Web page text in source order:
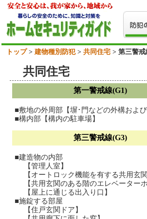
トップ> 建物種別防犯> 共同住宅> 第三警戒
共同住宅
第一警戒線(G1)
■敷地の外周部【塀･門などの外構および
■構内部【構内の駐車場】
第三警戒線(G3)
■建造物の内部
【管理人室】
【オートロック機能を有する共用玄関
【共用玄関のある階のエレベーターホ
【屋上に通じる出入り口】
■施錠する部屋
【住戸玄関ドア】